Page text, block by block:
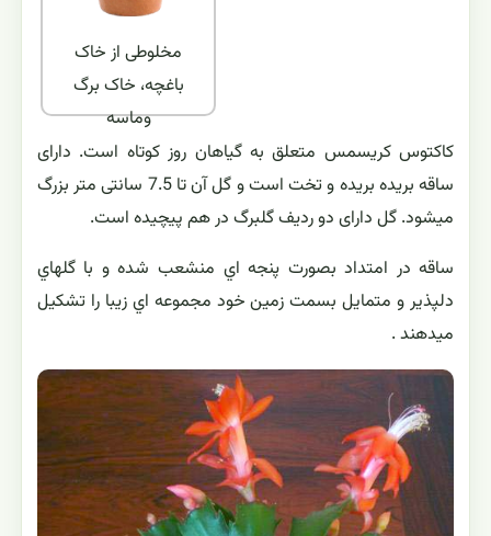
مخلوطی از خاک
باغچه، خاک برگ
وماسه
کاکتوس کریسمس متعلق به گیاهان روز کوتاه است. دارای
ساقه بریده بریده و تخت است و گل آن تا 7.5 سانتی متر بزرگ
میشود. گل دارای دو ردیف گلبرگ در هم پیچیده است.
ساقه در امتداد بصورت پنجه اي منشعب شده و با گلهاي
دلپذير و متمايل بسمت زمين خود مجموعه اي زيبا را تشكيل
ميدهند .